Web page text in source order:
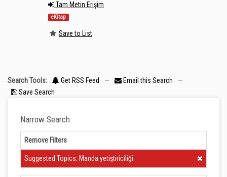
Tam Metin Erişim
eKitap
Save to List
Search Tools: Get RSS Feed — Email this Search
—
Save Search
Narrow Search
Remove Filters
Clear Filter
Suggested Topics: Manda yetiştiriciliği